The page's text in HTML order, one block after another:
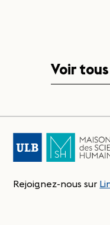
Voir
Rejoignez-nous sur